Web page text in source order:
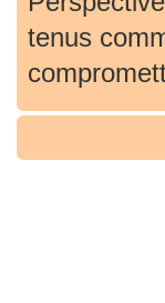
tenus